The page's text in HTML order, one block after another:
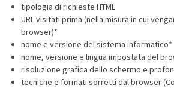
tipologia di richieste HTML
URL visitati prima (nella misura in cui
browser)*
nome e versione del sistema informatico*
nome, versione e lingua impostata del
risoluzione grafica dello schermo e
tecniche e formati sorretti dal browser